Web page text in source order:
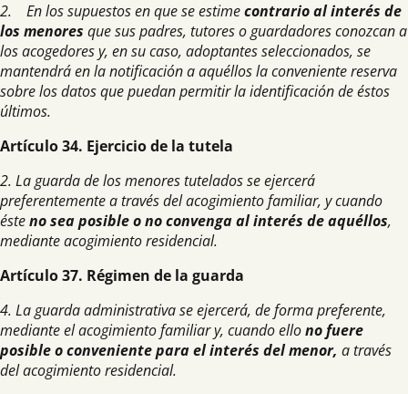
2. En los supuestos en que se estimecontrario al interés de
los menores que sus padres, tutores o guardadores conozcan a
los acogedores y, en su caso, adoptantes seleccionados, se
mantendrá en la notificación a aquéllos la conveniente reserva
sobre los datos que puedan permitir la identificación de éstos
últimos.
Artículo 34. Ejercicio de la tutela
2. La guarda de los menores tutelados se ejercerá
preferentemente a través del acogimiento familiar, y cuando
ésteno sea posible o no convenga al interés de aquéllos,
mediante acogimiento residencial.
Artículo 37. Régimen de la guarda
4. La guarda administrativa se ejercerá, de forma preferente,
mediante el acogimiento familiar y, cuando ellono fuere
posible o conveniente para el interés del menor, a través
del acogimiento residencial.